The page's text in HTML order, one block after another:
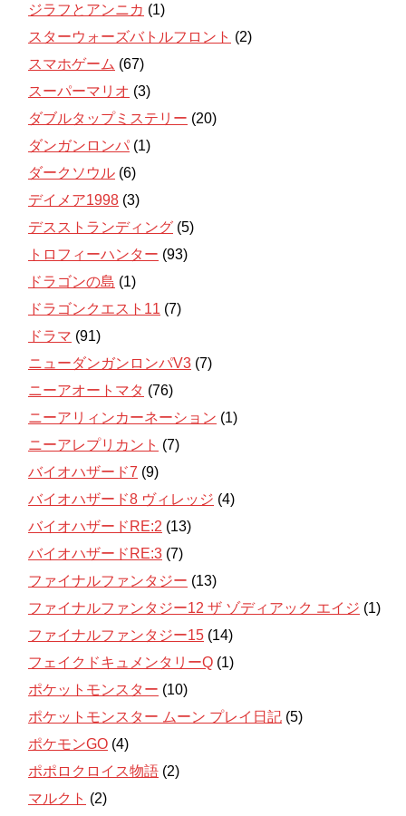
ジラフとアンニカ (1)
スターウォーズバトルフロント (2)
スマホゲーム (67)
スーパーマリオ (3)
ダブルタップミステリー (20)
ダンガンロンパ (1)
ダークソウル (6)
デイメア1998 (3)
デスストランディング (5)
トロフィーハンター (93)
ドラゴンの島 (1)
ドラゴンクエスト11 (7)
ドラマ (91)
ニューダンガンロンパV3 (7)
ニーアオートマタ (76)
ニーアリィンカーネーション (1)
ニーアレプリカント (7)
バイオハザード7 (9)
バイオハザード8 ヴィレッジ (4)
バイオハザードRE:2 (13)
バイオハザードRE:3 (7)
ファイナルファンタジー (13)
ファイナルファンタジー12 ザ ゾディアック エイジ (1)
ファイナルファンタジー15 (14)
フェイクドキュメンタリーQ (1)
ポケットモンスター (10)
ポケットモンスター ムーン プレイ日記 (5)
ポケモンGO (4)
ポポロクロイス物語 (2)
マルクト (2)